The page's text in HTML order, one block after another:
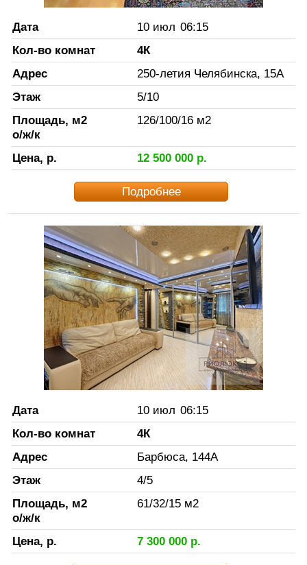
Дата 10 июл 06:15
Кол-во комнат
4К
Адрес
250-летия Челябинска, 15А
Этаж
5/10
Площадь, м2
о/ж/к
126/100/16 м2
Цена, р. 12 500 000р.
Подробнее
Дата 10 июл 06:15
Кол-во комнат
4К
Адрес
Барбюса, 144А
Этаж
4/5
Площадь, м2
о/ж/к
61/32/15 м2
Цена, р. 7 300 000р.